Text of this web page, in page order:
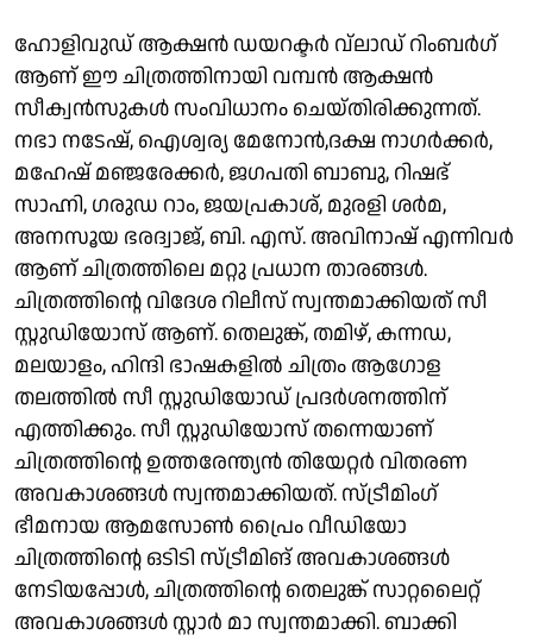
ഹോളിവുഡ് ആക്ഷൻ ഡയറക്ടർ വ്ലാഡ് റിംബർഗ്
ആണ് ഈ ചിത്രത്തിനായി വമ്പൻ ആക്ഷൻ
സീക്വൻസുകൾ സംവിധാനം ചെയ്തിരിക്കുന്നത്.
നഭാ നടേഷ്, ഐശ്വര്യ മേനോൻ,ദക്ഷ നാഗർക്കർ,
മഹേഷ് മഞ്ജരേക്കർ, ജഗപതി ബാബു, റിഷഭ്
സാഹ്നി, ഗരുഡ റാം, ജയപ്രകാശ്, മുരളി ശർമ,
അനസൂയ ഭരദ്വാജ്, ബി. എസ്. അവിനാഷ് എന്നിവർ
ആണ് ചിത്രത്തിലെ മറ്റു പ്രധാന താരങ്ങൾ.
ചിത്രത്തിൻ്റെ വിദേശ റിലീസ് സ്വന്തമാക്കിയത് സീ
സ്റ്റുഡിയോസ് ആണ്. തെലുങ്ക്, തമിഴ്, കന്നഡ,
മലയാളം, ഹിന്ദി ഭാഷകളിൽ ചിത്രം ആഗോള
തലത്തിൽ സീ സ്റ്റുഡിയോഡ് പ്രദർശനത്തിന്
എത്തിക്കും. സീ സ്റ്റുഡിയോസ് തന്നെയാണ്
ചിത്രത്തിന്റെ ഉത്തരേന്ത്യൻ തിയേറ്റർ വിതരണ
അവകാശങ്ങൾ സ്വന്തമാക്കിയത്. സ്ട്രീമിംഗ്
ഭീമനായ ആമസോൺ പ്രൈം വീഡിയോ
ചിത്രത്തിന്റെ ഒടിടി സ്ട്രീമിങ് അവകാശങ്ങൾ
നേടിയപ്പോൾ, ചിത്രത്തിന്റെ തെലുങ്ക് സാറ്റലൈറ്റ്
അവകാശങ്ങൾ സ്റ്റാർ മാ സ്വന്തമാക്കി. ബാക്കി